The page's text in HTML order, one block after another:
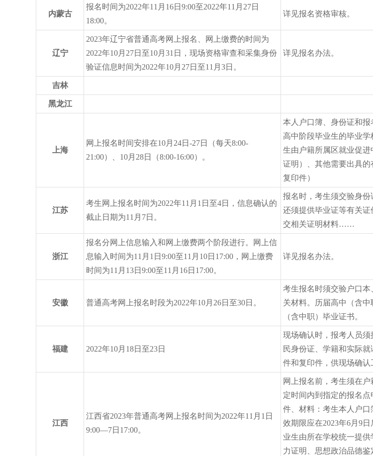
内蒙古
报名时间为2022年11月16日9:00至2022年11月27日
18:00。
详见报名资格审核。
辽宁
2023年辽宁省普通高考网上报名、网上缴费的时间为
2022年10月27日至10月31日，现场资格审查和采集身份
验证信息时间为2022年10月27日至11月3日。
详见报名办法。
吉林
黑龙江
上海
网上报名时间安排在10月24日-27日（每天8:00-
21:00）、10月28日（8:00-16:00）。
本人户口簿、身份证和
高中阶段毕业生的毕业
生由户籍所属区就业促
证明）、其他需要出具
复印件）
江苏
考生网上报名时间为2022年11月1日至4日，信息确认的
截止日期为11月7日。
报名时，考生须交验身
还须提供毕业证等有关
交相关证明材料……
浙江
报名分网上信息输入和网上缴费两个阶段进行。网上信
息输入时间为11月1日9:00至11月10日17:00，网上缴费
时间为11月13日9:00至11月16日17:00。
详见报名办法。
安徽 普通高考网上报名时段为2022年10月26日至30日。
考生报名时须交验户口
关材料。历届高中（含
（含中职）毕业证书。
福建 2022年10月18日至23日
现场确认时，报考人员
民身份证、学籍和实际
件和复印件，供现场确认
江西
江西省2023年普通高考网上报名时间为2022年11月1日
9:00—7日17:00。
网上报名前，考生须在
定时间内到指定的报名
件、材料：考生本人户
效期限应在2023年6月9
业生由所在学校统一提
力证明、思想政治品德